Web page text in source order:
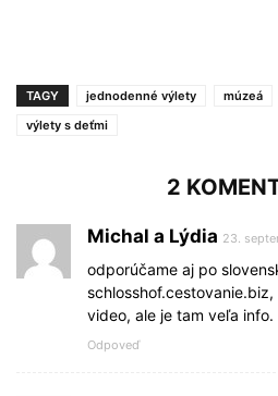
TAGY jednodenné výlety múzeá
výlety s deťmi
2
Michal a Lýdia 23.
odporúčame aj po
video, ale je tam veľa info.
Odpoveď